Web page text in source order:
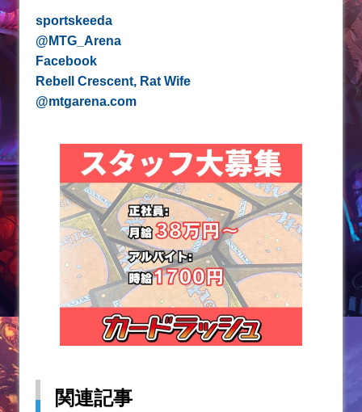
sportskeeda
@MTG_Arena
Facebook
Rebell Crescent, Rat Wife ‪
@mtgarena.com‬
関連記事